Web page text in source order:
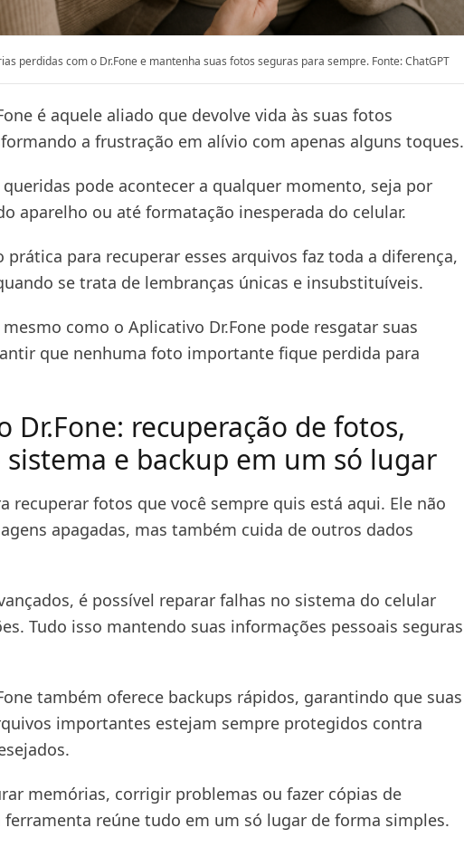
perdidas com o Dr.Fone e mantenha suas fotos seguras para sempre. Fonte: ChatGPT
é aquele aliado que devolve vida às suas fotos
a frustração em alívio com apenas alguns toques.
pode acontecer a qualquer momento, seja por
aparelho ou até formatação inesperada do celular.
prática para recuperar esses arquivos faz toda a diferença,
se trata de lembranças únicas e insubstituíveis.
como o Aplicativo Dr.Fone pode resgatar suas
que nenhuma foto importante fique perdida para
Dr.Fone: recuperação de fotos,
sistema e backup em um só lugar
recuperar fotos que você sempre quis está aqui. Ele não
apagadas, mas também cuida de outros dados
é possível reparar falhas no sistema do celular
Tudo isso mantendo suas informações pessoais seguras
também oferece backups rápidos, garantindo que suas
importantes estejam sempre protegidos contra
memórias, corrigir problemas ou fazer cópias de
ferramenta reúne tudo em um só lugar de forma simples.